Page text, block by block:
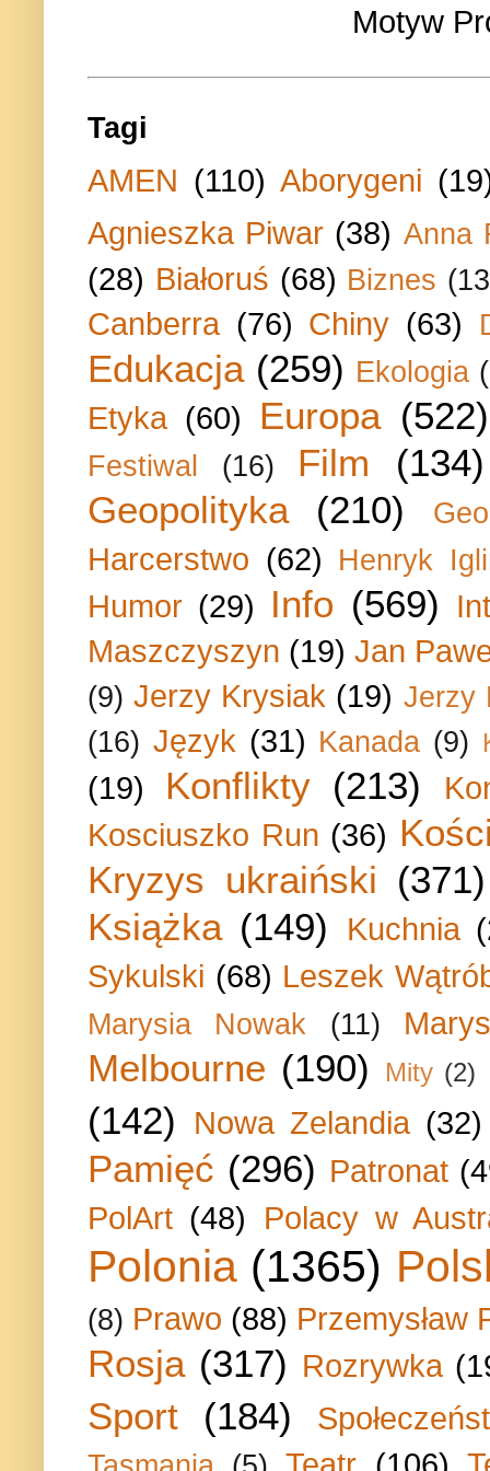
Motyw
Tagi
AMEN (110) Aborygeni
Agnieszka Piwar (38) Anna
(28) Białoruś (68) Biznes
Canberra (76) Chiny (63)
Edukacja (259) Ekologia
Etyka (60) Europa (522)
Festiwal (16) Film
(134)
Geopolityka
(210)
Harcerstwo (62) Henryk
Humor (29) Info (569)
Maszczyszyn (19) Jan
(9) Jerzy Krysiak (19) Jerzy
(16) Język (31) Kanada (9)
(19) Konflikty (213)
Kosciuszko Run (36)
Kryzys ukraiński (371)
Książka (149) Kuchnia
Sykulski (68) Leszek
Marysia Nowak (11)
Melbourne (190) Mity (2)
(142) Nowa Zelandia (32)
Pamięć (296) Patronat
PolArt (48) Polacy w
Polonia (1365)
(8) Prawo (88) Przemysław
Rosja (317) Rozrywka
Sport (184)
Teatr (106)